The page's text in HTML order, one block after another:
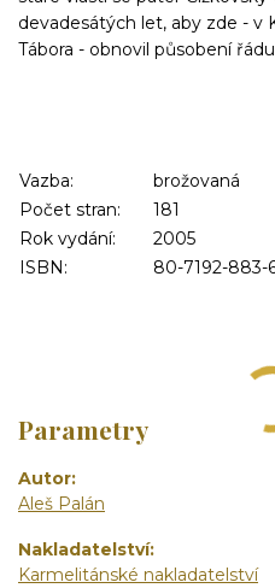
devadesátých let, aby zde - v
Tábora - obnovil působení
Vazba:
brožovaná
Počet stran:
181
Rok vydání:
2005
ISBN:
80-7192-883-
Parametry
Autor
Aleš Palán
Nakladatelství
Karmelitánské nakladatelství